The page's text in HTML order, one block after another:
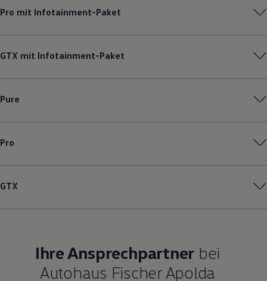
Pro mit Infotainment-Paket
GTX mit Infotainment-Paket
Pure
Pro
GTX
Ihre Ansprechpartner bei
Autohaus Fischer Apolda